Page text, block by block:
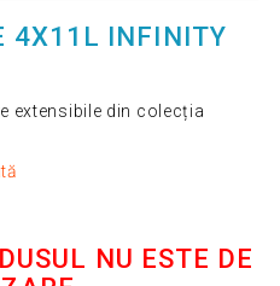
4X11L INFINITY
extensibile din colecția
NU ESTE DE